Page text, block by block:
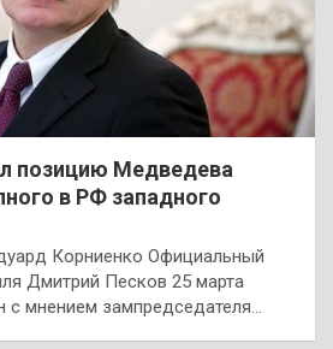
позицию Медведева
в РФ западного
Корниенко Официальный
Дмитрий Песков 25 марта
с мнением зампредседателя…